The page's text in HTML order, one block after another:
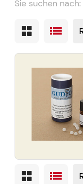
Sie suchen nach: